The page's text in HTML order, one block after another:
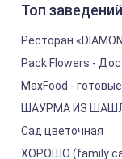
Топ заведений
Ресторан
Pack Flowers -
MaxFood -
ШАУРМА ИЗ
Сад цветочная
ХОРОШО (family